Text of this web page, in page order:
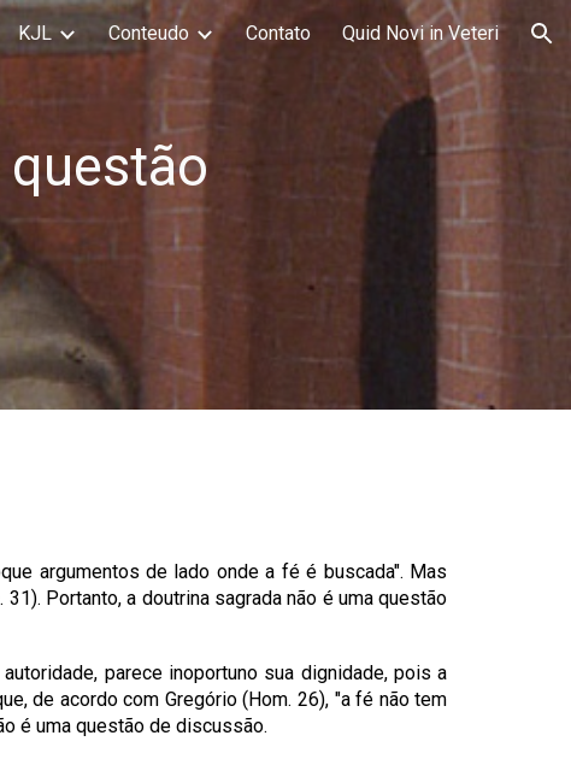
KJL Conteudo Contato Quid Novi in Veteri
questão
argumentos de lado onde a fé é buscada". Mas
Portanto, a doutrina sagrada não é uma questão
parece inoportuno sua dignidade, pois a
de acordo com Gregório (Hom. 26), "a fé não tem
é uma questão de discussão.